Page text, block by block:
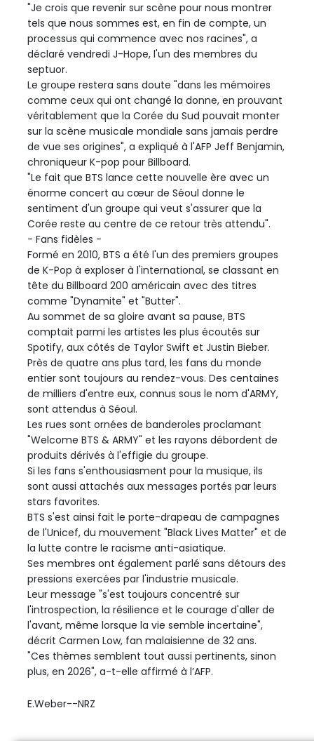
"Je crois que revenir sur scène pour nous montrer
tels que nous sommes est, en fin de compte, un
processus qui commence avec nos racines", a
déclaré vendredi J-Hope, l'un des membres du
septuor.
Le groupe restera sans doute "dans les mémoires
comme ceux qui ont changé la donne, en prouvant
véritablement que la Corée du Sud pouvait monter
sur la scène musicale mondiale sans jamais perdre
de vue ses origines", a expliqué à l'AFP Jeff Benjamin,
chroniqueur K-pop pour Billboard.
"Le fait que BTS lance cette nouvelle ère avec un
énorme concert au cœur de Séoul donne le
sentiment d'un groupe qui veut s'assurer que la
Corée reste au centre de ce retour très attendu".
- Fans fidèles -
Formé en 2010, BTS a été l'un des premiers groupes
de K-Pop à exploser à l'international, se classant en
tête du Billboard 200 américain avec des titres
comme "Dynamite" et "Butter".
Au sommet de sa gloire avant sa pause, BTS
comptait parmi les artistes les plus écoutés sur
Spotify, aux côtés de Taylor Swift et Justin Bieber.
Près de quatre ans plus tard, les fans du monde
entier sont toujours au rendez-vous. Des centaines
de milliers d'entre eux, connus sous le nom d'ARMY,
sont attendus à Séoul.
Les rues sont ornées de banderoles proclamant
"Welcome BTS & ARMY" et les rayons débordent de
produits dérivés à l'effigie du groupe.
Si les fans s'enthousiasment pour la musique, ils
sont aussi attachés aux messages portés par leurs
stars favorites.
BTS s'est ainsi fait le porte-drapeau de campagnes
de l'Unicef, du mouvement "Black Lives Matter" et de
la lutte contre le racisme anti-asiatique.
Ses membres ont également parlé sans détours des
pressions exercées par l'industrie musicale.
Leur message "s'est toujours concentré sur
l'introspection, la résilience et le courage d'aller de
l'avant, même lorsque la vie semble incertaine",
décrit Carmen Low, fan malaisienne de 32 ans.
"Ces thèmes semblent tout aussi pertinents, sinon
plus, en 2026", a-t-elle affirmé à l’AFP.
E.Weber--NRZ